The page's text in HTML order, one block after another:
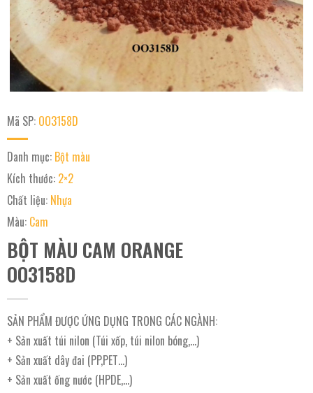
Previous
Next
Mã SP: OO3158D
Danh mục: Bột màu
Kích thước: 2×2
Chất liệu: Nhựa
Màu: Cam
BỘT MÀU CAM ORANGE
OO3158D
SẢN PHẨM ĐƯỢC ỨNG DỤNG TRONG CÁC NGÀNH:
+ Sản xuất túi nilon (Túi xốp, túi nilon bóng,…)
+ Sản xuất dây đai (PP,PET…)
+ Sản xuất ống nước (HPDE,…)